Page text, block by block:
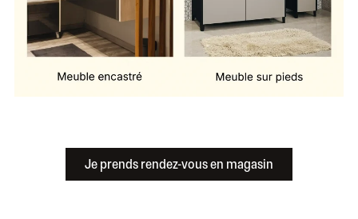
Je prends rendez-vous en magasin